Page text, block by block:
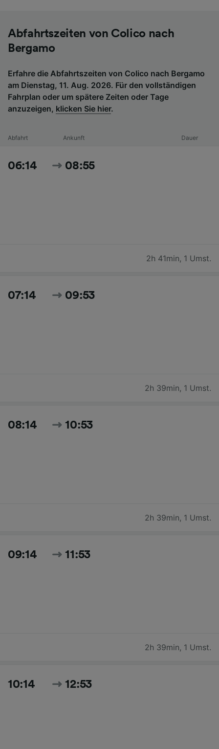
Abfahrtszeiten von Colico nach
Bergamo
Erfahre die Abfahrtszeiten von Colico nach Bergamo
am Dienstag, 11. Aug. 2026. Für den vollständigen
Fahrplan oder um spätere Zeiten oder Tage
anzuzeigen, klicken Sie hier.
Abfahrt Ankunft Dauer
06:14 08:55
2h 41min, 1 Umst.
07:14 09:53
2h 39min, 1 Umst.
08:14 10:53
2h 39min, 1 Umst.
09:14 11:53
2h 39min, 1 Umst.
10:14 12:53